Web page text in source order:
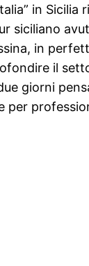
in Sicilia
siciliano
in
il
giorni
per